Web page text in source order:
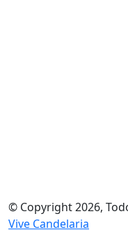
© Copyright 2026,
Vive Candelaria